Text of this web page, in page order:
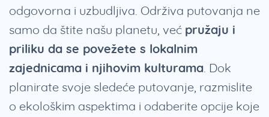
odgovorna i uzbudljiva. Održiva putovanja ne
samo da štite našu planetu, već pružaju i
priliku da se povežete s lokalnim
zajednicama i njihovim kulturama. Dok
planirate svoje sledeće putovanje, razmislite
o ekološkim aspektima i odaberite opcije koje